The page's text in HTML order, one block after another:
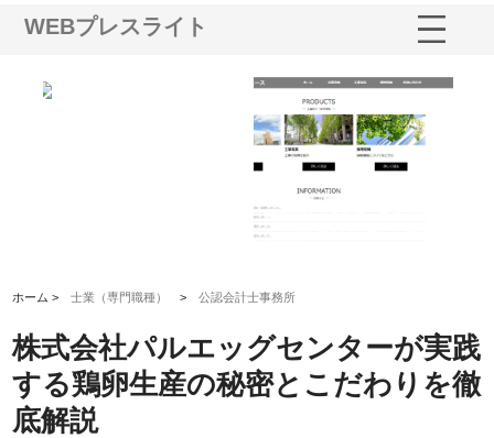
WEBプレスライト
イトが提供する充実した情報内
ホーム >士業（専門職種） >公認会計士事務所
株式会社パルエッグセンターが実践
する鶏卵生産の秘密とこだわりを徹
底解説